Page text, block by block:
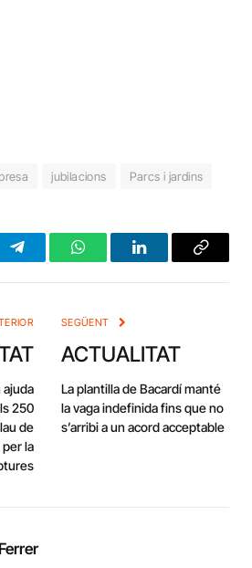
jubilacions Parcs i jardins
TelegramWhatsAppLinkedInCopy
ajuda
250
de
la
SEGÜENT
ACTUALITAT
La plantilla de Bacardí manté
la vaga indefinida fins que no
s’arribi a un acord acceptable